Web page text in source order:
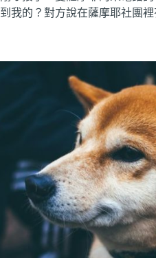
到我的？對方說在薩摩耶社團